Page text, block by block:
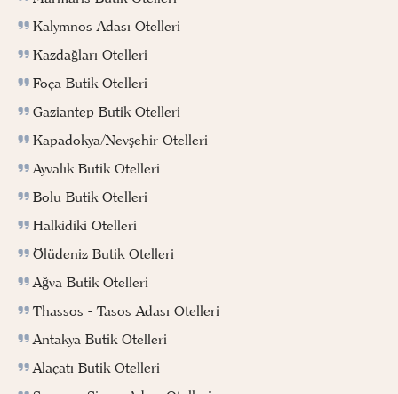
Kalymnos Adası Otelleri
Kazdağları Otelleri
Foça Butik Otelleri
Gaziantep Butik Otelleri
Kapadokya/Nevşehir Otelleri
Ayvalık Butik Otelleri
Bolu Butik Otelleri
Halkidiki Otelleri
Ölüdeniz Butik Otelleri
Ağva Butik Otelleri
Thassos - Tasos Adası Otelleri
Antakya Butik Otelleri
Alaçatı Butik Otelleri